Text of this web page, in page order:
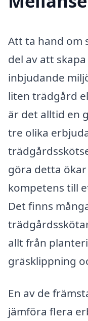
Att ta hand om
del av att
inbjudande
liten trädgård
är det alltid en
tre olika
göra detta
kompetens till
Det finns
allt från
gräsklippning
En av de
jämföra flera